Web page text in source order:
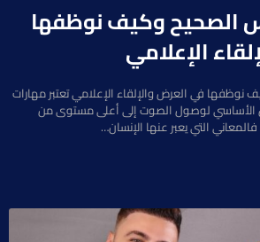
الصحيح وكيف نوظفها
الإعلامي
في العرض والإلقاء الإعلامي تعتبر مهارات
الأساسي لوصول الصوت إلى أعلى مستوى من
التي يعبر عنها الإنسان…